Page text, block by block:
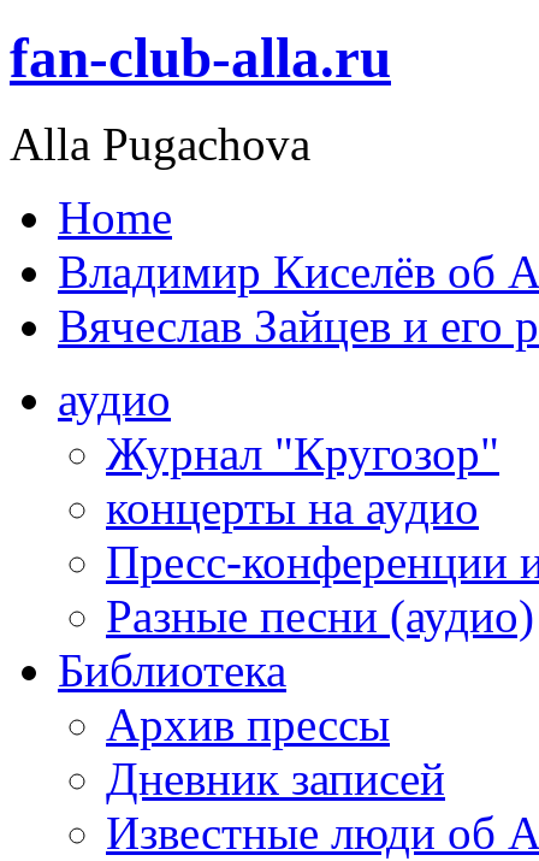
fan-club-alla.ru
Alla Pugachova
Home
Владимир Киселёв об
Вячеслав Зайцев и его
аудио
Журнал "Кругозор"
концерты на аудио
Пресс-конференции
Разные песни (аудио)
Библиотека
Архив прессы
Дневник записей
Известные люди об